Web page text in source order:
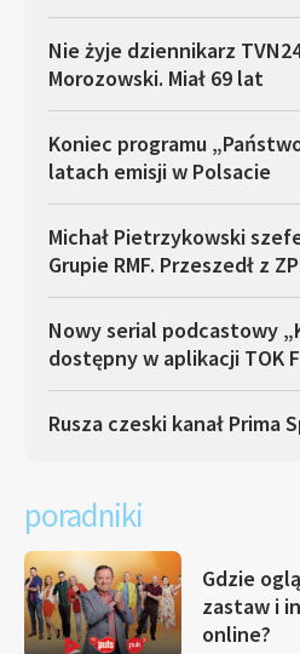
Nie żyje dziennikarz
Morozowski. Miał 69 lat
Koniec programu
latach emisji w Polsacie
Michał Pietrzykowski
Grupie RMF. Przeszedł z
Nowy serial podcastowy
dostępny w aplikacji TOK
Rusza czeski kanał Prima
poradniki
Gdzie
zastaw i
online?